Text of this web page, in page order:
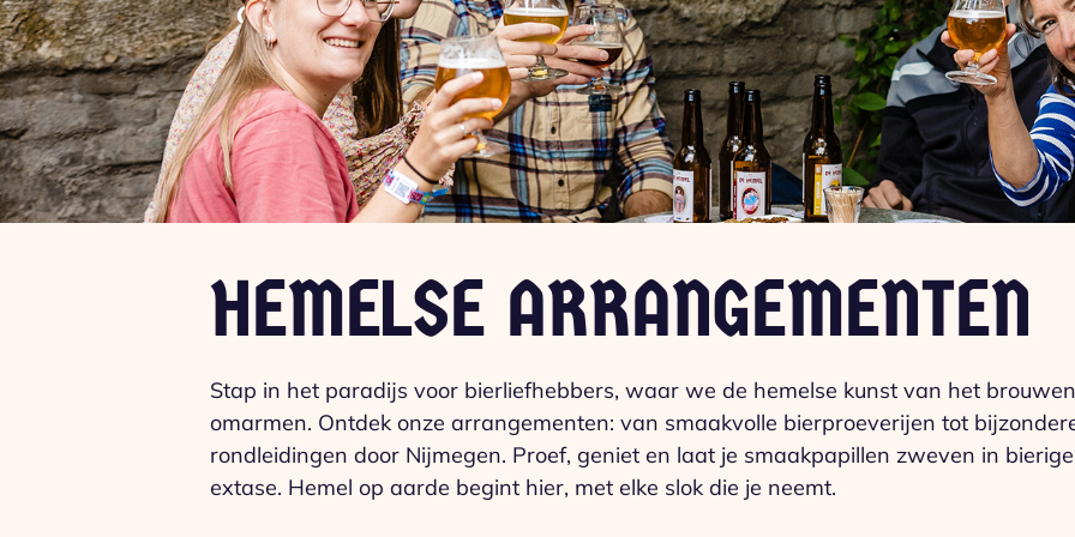
HEMELSE ARRANGEMENTEN
Stap in het paradijs voor bierliefhebbers, waar we de hemelse kunst van het
omarmen. Ontdek onze arrangementen: van smaakvolle bierproeverijen tot
rondleidingen door Nijmegen. Proef, geniet en laat je smaakpapillen zweven in bierige
extase. Hemel op aarde begint hier, met elke slok die je neemt.